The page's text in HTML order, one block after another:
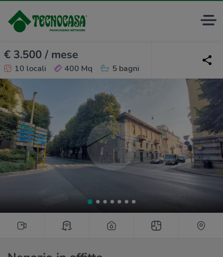
€ 3.500 / mese
10 locali 400 Mq 5 bagni